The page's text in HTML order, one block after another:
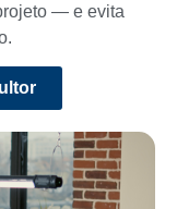
— e evita